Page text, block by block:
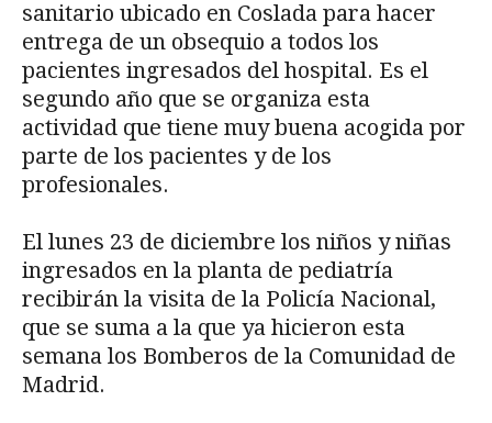
sanitario ubicado en Coslada para hacer
entrega de un obsequio a todos los
pacientes ingresados del hospital. Es el
segundo año que se organiza esta
actividad que tiene muy buena acogida por
parte de los pacientes y de los
profesionales.
El lunes 23 de diciembre los niños y niñas
ingresados en la planta de pediatría
recibirán la visita de la Policía Nacional,
que se suma a la que ya hicieron esta
semana los Bomberos de la Comunidad de
Madrid.